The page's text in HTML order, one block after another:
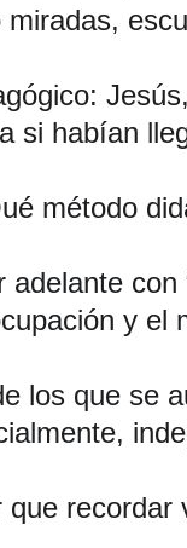
miradas,
si habían
método
con
y el
los que se
que